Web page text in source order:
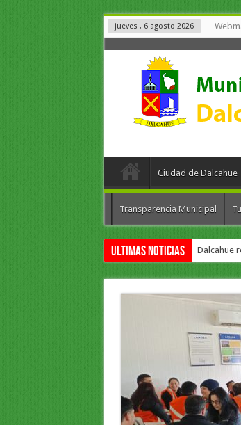
jueves , 6 agosto 2026
Ciudad de Dalcahue
Transparencia Municipal
Ultimas Noticias Dalcahue